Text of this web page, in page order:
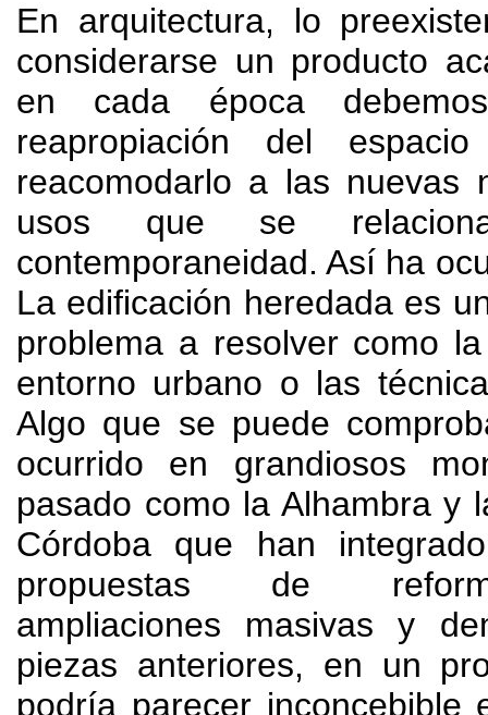
En arquitectura, lo
considerarse un producto
en cada época
reapropiación del
reacomodarlo a las nuevas
usos que se
contemporaneidad.Así ha
La edificación heredada es
problema a resolver como
entorno urbano o las
Algo que se puede
ocurrido en grandiosos
pasado como la Alhambra y
Córdoba que han
propuestas de
ampliaciones masivas y
piezas anteriores, en un
podría parecer inconcebible